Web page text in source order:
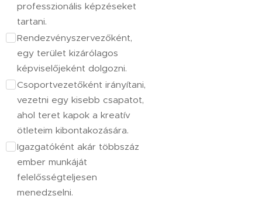
professzionális képzéseket
tartani.
Rendezvényszervezőként,
egy terület kizárólagos
képviselőjeként dolgozni.
Csoportvezetőként irányítani,
vezetni egy kisebb csapatot,
ahol teret kapok a kreatív
ötleteim kibontakozására.
Igazgatóként akár többszáz
ember munkáját
felelősségteljesen
menedzselni.